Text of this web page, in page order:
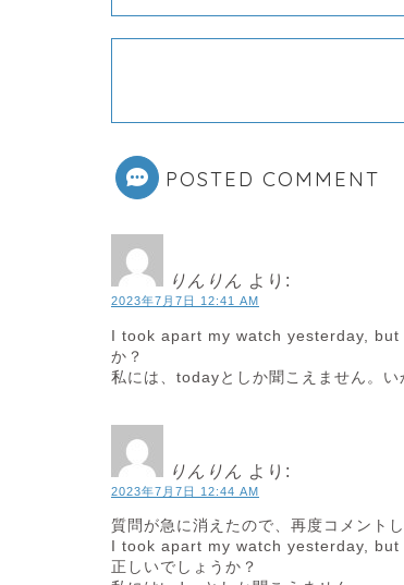
POSTED COMMENT
りんりん より:
2023年7月7日 12:41 AM
I took apart my watch yesterday, but
か？
私には、todayとしか聞こえません。い
りんりん より:
2023年7月7日 12:44 AM
質問が急に消えたので、再度コメントし
I took apart my watch yesterday, but
正しいでしょうか？